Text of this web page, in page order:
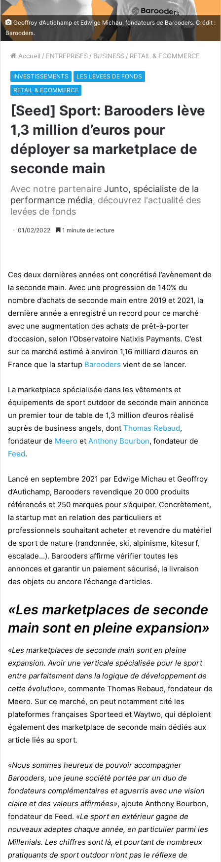
Geoffroy d’Autichamp et Edwige Michau, fondateurs de Barooders. Crédit :
Barooders.
Accueil / ENTREPRISES / BUSINESS / RETAIL & ECOMMERCE
INVESTISSEMENTS
LES LEVEES DE FONDS
RETAIL & ECOMMERCE
[Seed] Sport: Barooders lève
1,3 million d’euros pour
déployer sa marketplace de
seconde main
Avec notre partenaire Junto, spécialiste de la
performance média, découvrez l'actualité des
levées de fonds
01/02/2022 1 minute de lecture
Ces deux dernières années ont concrétisé l’avènement de
la seconde main. Avec une progression de 140% du
nombre d’achats de seconde main entre 2019 et 2021, la
dernière année a enregistré un record pour ce marché
avec une augmentation des achats de prêt-à-porter
d’occasion, selon l’Observatoire Natixis Payments. C’est
sur ce marché estimé à environ 1,16 milliard d’euros en
France que la startup Barooders vient de se lancer.
La marketplace spécialisée dans les vêtements et
équipements de sport outdoor de seconde main annonce
un premier tour de table de 1,3 million d’euros réalisé
auprès de business angels, dont Thomas Rebaud,
fondateur de Meero et Anthony Bourbon, fondateur de
Feed.
Lancé en septembre 2021 par Edwige Michau et Geoffroy
d’Autichamp, Barooders revendique 20 000 produits
référencés et 250 marques pour s’équiper. Concrètement,
la startup met en relation des particuliers et
professionnels souhaitant acheter et revendre du matériel
de sport de nature (randonnée, ski, alpinisme, kitesurf,
escalade…). Barooders affirme vérifier toutes les
annonces et garantir un paiement sécurisé, la livraison
des objets ou encore l’échange d’articles.
«Les marketplaces de seconde
main sont en pleine expansion»
«Les marketplaces de seconde main sont en pleine
expansion. Avoir une verticale spécialisée pour le sport
entre parfaitement dans la logique de développement de
cette évolution», commente Thomas Rebaud, fondateur de
Meero. Sur ce marché, on peut notamment cité les
plateformes françaises Sporteed et Waytwo, qui déploient
également des marketplace de seconde main dédiés aux
article liés au sport.
«Nous sommes heureux de pouvoir accompagner
Barooders, une jeune société portée par un duo de
fondateurs complémentaires et aguerris avec une vision
claire et des valeurs affirmées», ajoute Anthony Bourbon,
fondateur de Feed. «Le sport en extérieur gagne de
nouveaux adeptes chaque année, en particulier parmi les
Millenials. Les chiffres sont là, et pourtant de nombreux
pratiquants de sport outdoor n’ont pas le réflexe de